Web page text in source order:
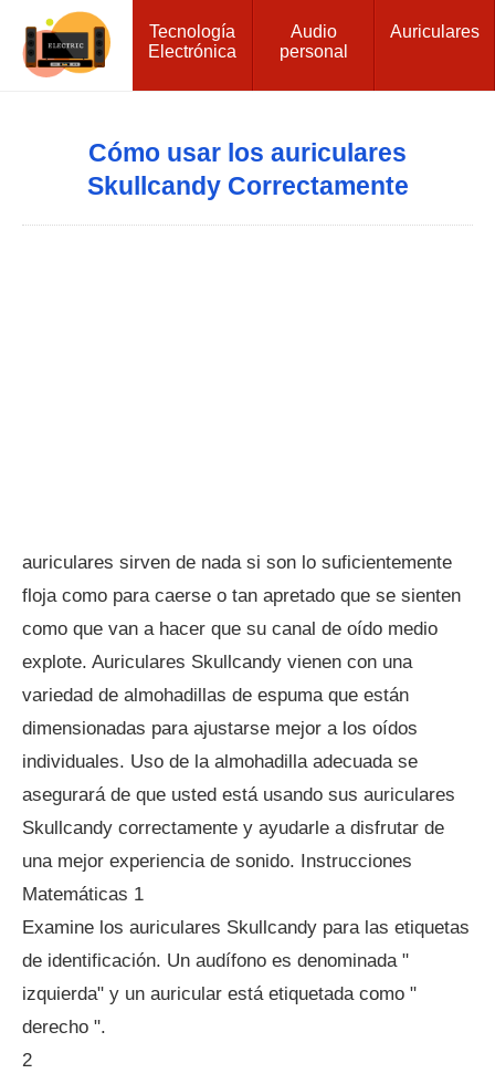
Tecnología
Electrónica
Audio
personal
Auriculares
Cómo usar los auriculares
Skullcandy Correctamente
auriculares sirven de nada si son lo suficientemente
floja como para caerse o tan apretado que se sienten
como que van a hacer que su canal de oído medio
explote. Auriculares Skullcandy vienen con una
variedad de almohadillas de espuma que están
dimensionadas para ajustarse mejor a los oídos
individuales. Uso de la almohadilla adecuada se
asegurará de que usted está usando sus auriculares
Skullcandy correctamente y ayudarle a disfrutar de
una mejor experiencia de sonido. Instrucciones
Matemáticas 1
Examine los auriculares Skullcandy para las etiquetas
de identificación. Un audífono es denominada "
izquierda" y un auricular está etiquetada como "
derecho ".
2